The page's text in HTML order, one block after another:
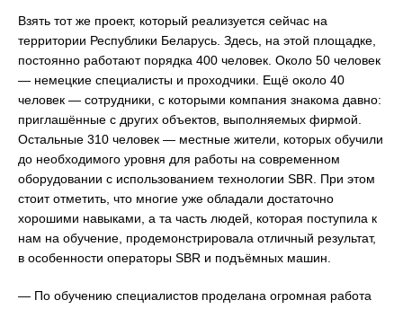
Взять тот же проект, который реализуется сейчас на
территории Республики Беларусь. Здесь, на этой площадке,
постоянно работают порядка 400 человек. Около 50 человек
— немецкие специалисты и проходчики. Ещё около 40
человек — сотрудники, с которыми компания знакома давно:
приглашённые с других объектов, выполняемых фирмой.
Остальные 310 человек — местные жители, которых обучили
до необходимого уровня для работы на современном
оборудовании с использованием технологии SBR. При этом
стоит отметить, что многие уже обладали достаточно
хорошими навыками, а та часть людей, которая поступила к
нам на обучение, продемонстрировала отличный результат,
в особенности операторы SBR и подъёмных машин.
— По обучению специалистов проделана огромная работа